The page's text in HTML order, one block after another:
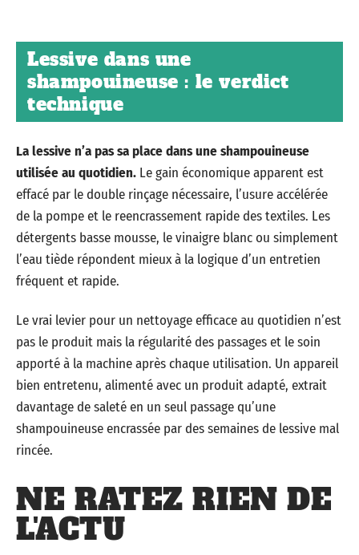
Lessive dans une
shampouineuse : le verdict
technique
La lessive n’a pas sa place dans une shampouineuse
utilisée au quotidien. Le gain économique apparent est
effacé par le double rinçage nécessaire, l’usure accélérée
de la pompe et le reencrassement rapide des textiles. Les
détergents basse mousse, le vinaigre blanc ou simplement
l’eau tiède répondent mieux à la logique d’un entretien
fréquent et rapide.
Le vrai levier pour un nettoyage efficace au quotidien n’est
pas le produit mais la régularité des passages et le soin
apporté à la machine après chaque utilisation. Un appareil
bien entretenu, alimenté avec un produit adapté, extrait
davantage de saleté en un seul passage qu’une
shampouineuse encrassée par des semaines de lessive mal
rincée.
NE RATEZ RIEN DE
L'ACTU